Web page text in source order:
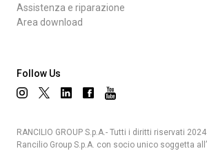
Assistenza e riparazione
Area download
Follow Us
RANCILIO GROUP S.p.A.- Tutti i diritti riservati 2024.
Rancilio Group S.p.A. con socio unico soggetta